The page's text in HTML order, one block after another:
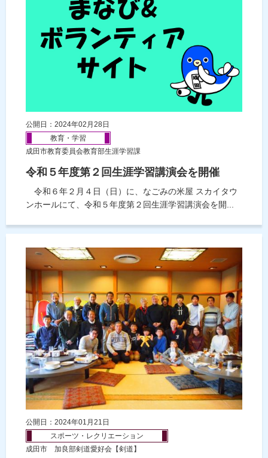
公開日：2024年02月28日
教育・学習
成田市教育委員会教育部生涯学習課
令和５年度第２回生涯学習講演会を開催
令和６年２月４日（日）に、なごみの米屋 スカイタウ
ンホールにて、令和５年度第２回生涯学習講演会を開...
公開日：2024年01月21日
スポーツ・レクリエーション
成田市 加良部剣道愛好会【剣道】